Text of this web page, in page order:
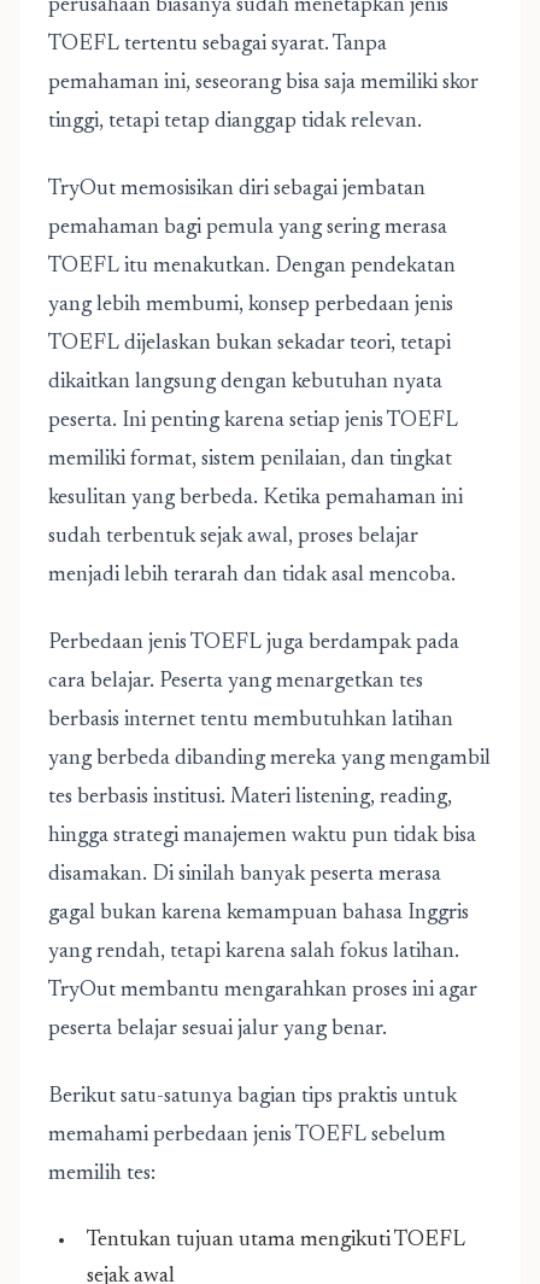
perusahaan biasanya sudah menetapkan jenis
TOEFL tertentu sebagai syarat. Tanpa
pemahaman ini, seseorang bisa saja memiliki skor
tinggi, tetapi tetap dianggap tidak relevan.
TryOut memosisikan diri sebagai jembatan
pemahaman bagi pemula yang sering merasa
TOEFL itu menakutkan. Dengan pendekatan
yang lebih membumi, konsep perbedaan jenis
TOEFL dijelaskan bukan sekadar teori, tetapi
dikaitkan langsung dengan kebutuhan nyata
peserta. Ini penting karena setiap jenis TOEFL
memiliki format, sistem penilaian, dan tingkat
kesulitan yang berbeda. Ketika pemahaman ini
sudah terbentuk sejak awal, proses belajar
menjadi lebih terarah dan tidak asal mencoba.
Perbedaan jenis TOEFL juga berdampak pada
cara belajar. Peserta yang menargetkan tes
berbasis internet tentu membutuhkan latihan
yang berbeda dibanding mereka yang mengambil
tes berbasis institusi. Materi listening, reading,
hingga strategi manajemen waktu pun tidak bisa
disamakan. Di sinilah banyak peserta merasa
gagal bukan karena kemampuan bahasa Inggris
yang rendah, tetapi karena salah fokus latihan.
TryOut membantu mengarahkan proses ini agar
peserta belajar sesuai jalur yang benar.
Berikut satu-satunya bagian tips praktis untuk
memahami perbedaan jenis TOEFL sebelum
memilih tes:
Tentukan tujuan utama mengikuti TOEFL
sejak awal